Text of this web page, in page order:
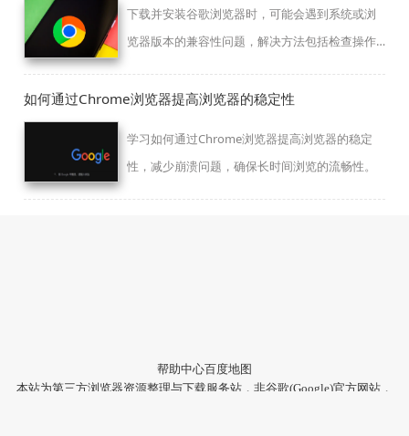
下载并安装谷歌浏览器时，可能会遇到系统或浏
览器版本的兼容性问题，解决方法包括检查操作
如何通过Chrome浏览器提高浏览器的稳定性
学习如何通过Chrome浏览器提高浏览器的稳定
性，减少崩溃问题，确保长时间浏览的流畅性。
帮助中心百度地图
本站为第三方浏览器资源整理与下载服务站，非谷歌(Google)官方网站，